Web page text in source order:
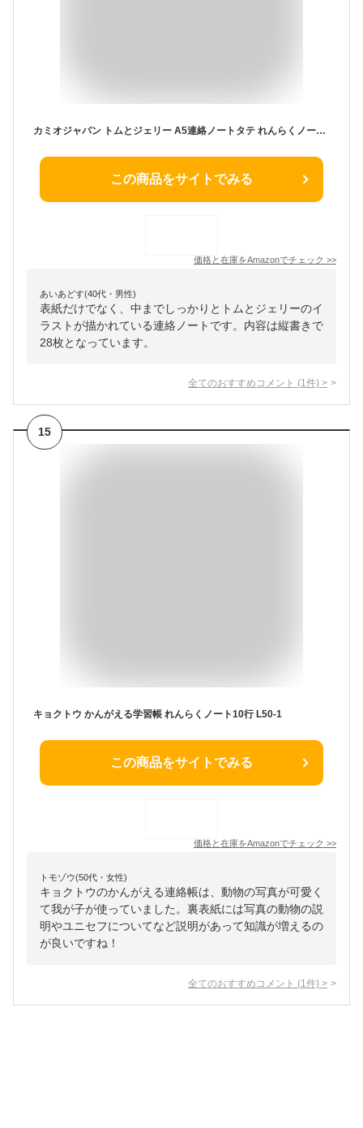
カミオジャパン トムとジェリー A5連絡ノートタテ れんらくノート 連絡帳 れんらくちょう たて書き 038188
この商品をサイトでみる
価格と在庫をAmazonでチェック >>
あいあどす(40代・男性)
表紙だけでなく、中までしっかりとトムとジェリーのイ
ラストが描かれている連絡ノートです。内容は縦書きで
28枚となっています。
全てのおすすめコメント (1 件) >
15
キョクトウ かんがえる学習帳 れんらくノート10行 L50-1
この商品をサイトでみる
価格と在庫をAmazonでチェック >>
トモゾウ(50代・女性)
キョクトウのかんがえる連絡帳は、動物の写真が可愛く
て我が子が使っていました。裏表紙には写真の動物の説
明やユニセフについてなど説明があって知識が増えるの
が良いですね！
全てのおすすめコメント (1 件) >